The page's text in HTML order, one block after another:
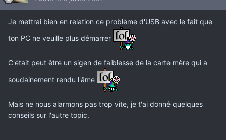
Je mettrai bien en relation ce problème d'USB avec le fait que
ton PC ne veuille plus démarrer
C'était peut être un sigen de faiblesse de la carte mère qui a
soudainement rendu l'âme
Mais ne nous alarmons pas trop vite, je t'ai donné quelques
conseils sur l'autre topic.